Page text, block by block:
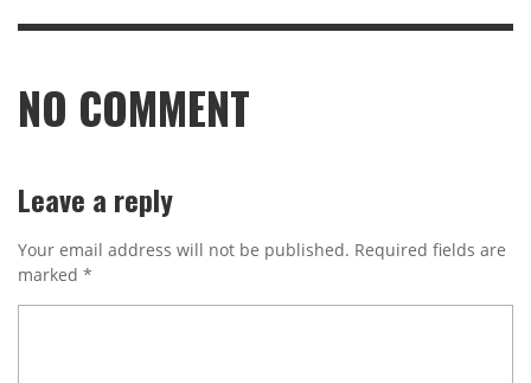
NO COMMENT
Leave a reply
Your email address will not be published. Required fields are
marked *